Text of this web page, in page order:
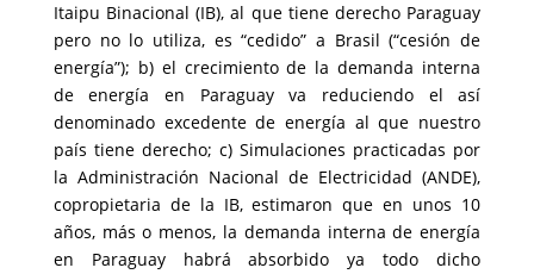
Itaipu Binacional (IB), al que tiene derecho Paraguay
pero no lo utiliza, es “cedido” a Brasil (“cesión de
energía”); b) el crecimiento de la demanda interna
de energía en Paraguay va reduciendo el así
denominado excedente de energía al que nuestro
país tiene derecho; c) Simulaciones practicadas por
la Administración Nacional de Electricidad (ANDE),
copropietaria de la IB, estimaron que en unos 10
años, más o menos, la demanda interna de energía
en Paraguay habrá absorbido ya todo dicho